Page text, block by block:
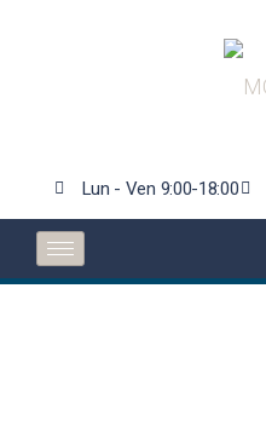
Lun - Ven 9:00-18:00